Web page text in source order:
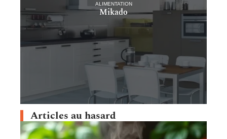
ALIMENTATION
Mikado
Articles au hasard